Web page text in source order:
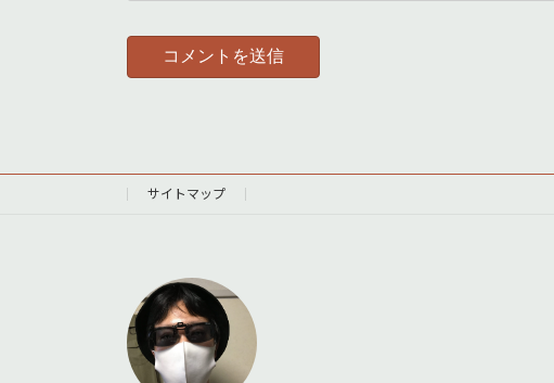
サイトマップ